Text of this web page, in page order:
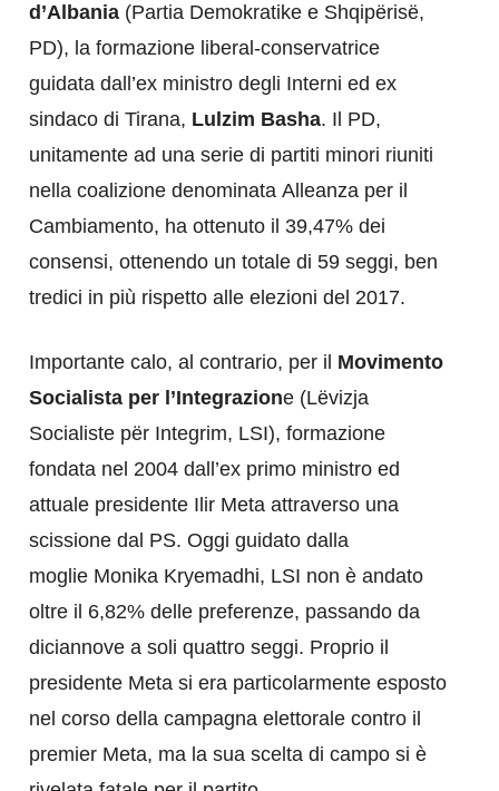
d’Albania (Partia Demokratike e Shqipërisë,
PD), la formazione liberal-conservatrice
guidata dall’ex ministro degli Interni ed ex
sindaco di Tirana, Lulzim Basha. Il PD,
unitamente ad una serie di partiti minori riuniti
nella coalizione denominata Alleanza per il
Cambiamento, ha ottenuto il 39,47% dei
consensi, ottenendo un totale di 59 seggi, ben
tredici in più rispetto alle elezioni del 2017.
Importante calo, al contrario, per il Movimento
Socialista per l’Integrazione (Lëvizja
Socialiste për Integrim, LSI), formazione
fondata nel 2004 dall’ex primo ministro ed
attuale presidente Ilir Meta attraverso una
scissione dal PS. Oggi guidato dalla
moglie Monika Kryemadhi, LSI non è andato
oltre il 6,82% delle preferenze, passando da
diciannove a soli quattro seggi. Proprio il
presidente Meta si era particolarmente esposto
nel corso della campagna elettorale contro il
premier Meta, ma la sua scelta di campo si è